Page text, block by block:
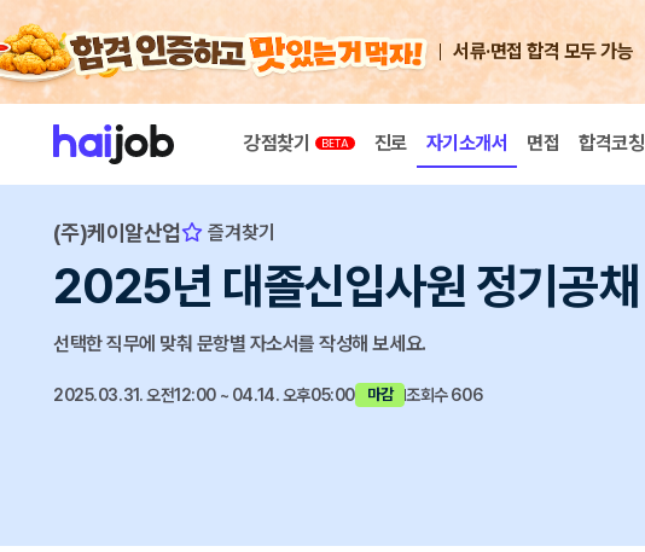
서류·면접 합격 모두 가능
강점찾기 진로 자기소개서 면접 합격코칭
(주)케이알산업 즐겨찾기
2025년 대졸신입사원 정기공채
선택한 직무에 맞춰 문항별 자소서를 작성해 보세요.
2025.03.31. 오전12:00 ~ 04.14. 오후05:00 마감 조회수 606